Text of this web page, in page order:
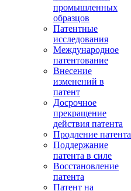
промышленных
образцов
Патентные
исследования
Международное
патентование
Внесение
изменений в
патент
Досрочное
прекращение
действия патента
Продление патента
Поддержание
патента в силе
Восстановление
патента
Патент на